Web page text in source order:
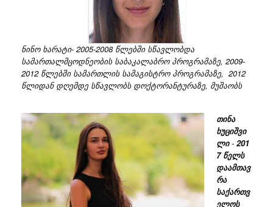
ნინო ხარატი- 2005-2008 წლებში სწავლობდა
სამართალმცოდნეობის საბაკალაბრო პროგრამაზე, 2009-
2012 წლებში სამართლის სამაგისტრო პროგრამაზე, 2012
წლიდან დღემდე სწავლობს დოქტორანტურაზე, მუშაობს
თინა
ხუციშვი
ლი-201
7წელს
დაამთავ
რა
საქართვ
ელოს